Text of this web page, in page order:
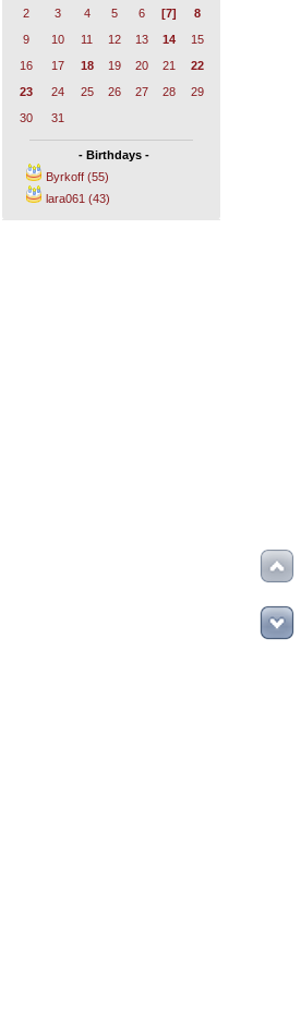
2
3 4 5 6 [7]
8
9
10 11 12 13 14
15
16
17 18 19 20 21
22
23
24 25 26 27 28
29
30
31
- Birthdays -
Byrkoff (55)
lara061 (43)